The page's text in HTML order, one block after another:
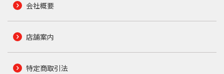
会社概要
店舗案内
特定商取引法